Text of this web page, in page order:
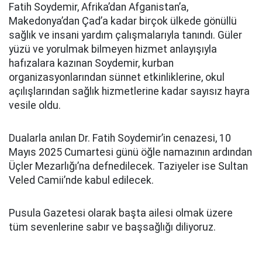
Fatih Soydemir, Afrika’dan Afganistan’a,
Makedonya’dan Çad’a kadar birçok ülkede gönüllü
sağlık ve insani yardım çalışmalarıyla tanındı. Güler
yüzü ve yorulmak bilmeyen hizmet anlayışıyla
hafızalara kazınan Soydemir, kurban
organizasyonlarından sünnet etkinliklerine, okul
açılışlarından sağlık hizmetlerine kadar sayısız hayra
vesile oldu.
Dualarla anılan Dr. Fatih Soydemir’in cenazesi, 10
Mayıs 2025 Cumartesi günü öğle namazının ardından
Üçler Mezarlığı’na defnedilecek. Taziyeler ise Sultan
Veled Camii’nde kabul edilecek.
Pusula Gazetesi olarak başta ailesi olmak üzere
tüm sevenlerine sabır ve başsağlığı diliyoruz.